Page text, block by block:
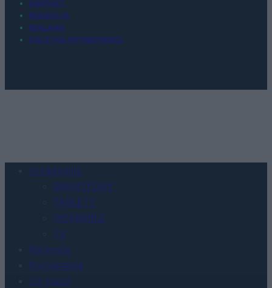
KONTAKT
REDAKCJA
REKLAMA
POLITYKA PRYWATNOŚCI
Urządzenia
SMARTFONY
TABLETY
WEARABLE
TV
Recenzje
Porównania
Co kupić